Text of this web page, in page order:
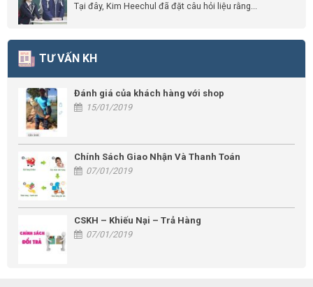
Tại đây, Kim Heechul đã đặt câu hỏi liệu rằng...
TƯ VẤN KH
Đánh giá của khách hàng với shop
15/01/2019
Chính Sách Giao Nhận Và Thanh Toán
07/01/2019
CSKH – Khiếu Nại – Trả Hàng
07/01/2019